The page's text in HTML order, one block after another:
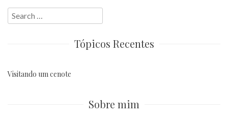
Search
for:
Tópicos Recentes
Visitando um cenote
Sobre mim